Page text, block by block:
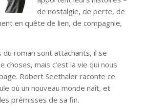
de nostalgie, de perte, de
en quête de lien, de compagnie,
du roman sont attachants, il se
choses, mais c’est la vie qui nous
Robert Seethaler raconte ce
où un nouveau monde naît, et
prémisses de sa fin.